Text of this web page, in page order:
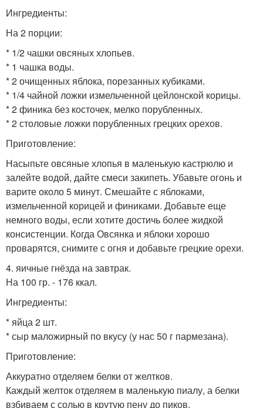
Ингредиенты:
На 2 порции:
* 1/2 чашки овсяных хлопьев.
* 1 чашка воды.
* 2 очищенных яблока, порезанных кубиками.
* 1/4 чайной ложки измельченной цейлонской корицы.
* 2 финика без косточек, мелко порубленных.
* 2 столовые ложки порубленных грецких орехов.
Приготовление:
Насыпьте овсяные хлопья в маленькую кастрюлю и
залейте водой, дайте смеси закипеть. Убавьте огонь и
варите около 5 минут. Смешайте с яблоками,
измельченной корицей и финиками. Добавьте еще
немного воды, если хотите достичь более жидкой
консистенции. Когда Овсянка и яблоки хорошо
проварятся, снимите с огня и добавьте грецкие орехи.
4. яичные гнёзда на завтрак.
На 100 гр. - 176 ккал.
Ингредиенты:
* яйца 2 шт.
* сыр маложирный по вкусу (у нас 50 г пармезана).
Приготовление:
Аккуратно отделяем белки от желтков.
Каждый желток отделяем в маленькую пиалу, а белки
взбиваем с солью в крутую пену до пиков.